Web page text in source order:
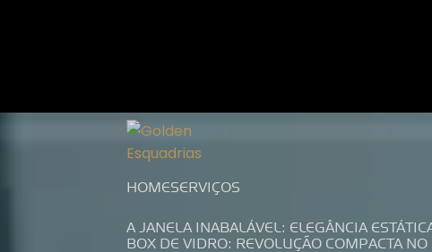
HOME SERVIÇOS
A JANELA INABALÁVEL: ELEGÂNCIA
BOX DE VIDRO: REVOLUÇÃO COMPACTA